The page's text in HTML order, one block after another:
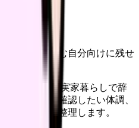
やあとで読む自分向けに残せ
すること 「実家暮らしで辞
。退職前に確認したい体調、
職場条件を整理します。